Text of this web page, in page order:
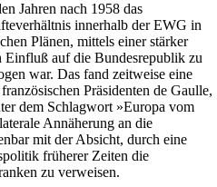
Jahren nach 1958 das
innerhalb der EWG in
Plänen, mittels einer stärker
Einfluß auf die Bundesrepublik zu
war. Das fand zeitweise eine
Präsidenten de Gaulle,
dem Schlagwort »Europa vom
Annäherung an die
mit der Absicht, durch eine
früherer Zeiten die
zu verweisen.